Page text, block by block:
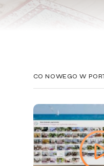
CO NOWEGO W